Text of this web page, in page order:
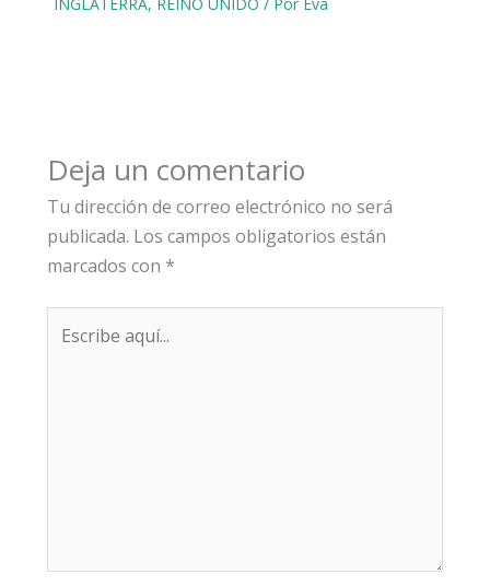
INGLATERRA, REINO UNIDO / Por Eva
Deja un comentario
Tu dirección de correo electrónico no será
publicada. Los campos obligatorios están
marcados con *
aquí...